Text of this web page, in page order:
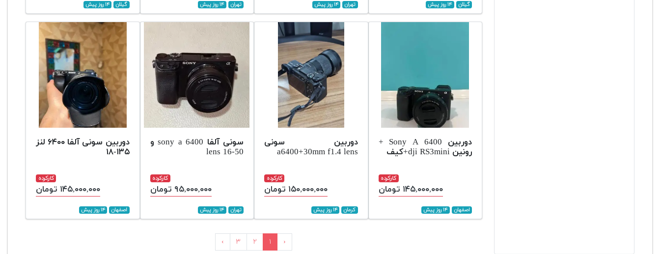
گیلان ۱۴ روز پیش تهران ۱۴ روز پیش تهران ۱۴ روز پیش گیلان ۱۴ روز پیش
دوربین 6400 Sony A +
رونین dji RS3mini+کیف
کارکرده
۱۴۵,۰۰۰,۰۰۰ تومان
اصفهان ۱۴ روز پیش
دوربین سونی
a6400+30mm f1.4 lens
کارکرده
۱۵۰,۰۰۰,۰۰۰ تومان
کرمان ۱۴ روز پیش
سونی آلفا sony a 6400 و
lens 16-50
کارکرده
۹۵,۰۰۰,۰۰۰ تومان
تهران ۱۴ روز پیش
دوربین سونی آلفا ۶۴۰۰ لنز
۱۳۵-۱۸
کارکرده
۱۴۵,۰۰۰,۰۰۰ تومان
اصفهان ۱۴ روز پیش
‹ ۱ ۲ ۳ ›